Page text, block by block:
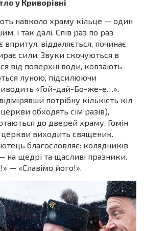
у Криворівні
навколо храму кільце — один
і так далі. Спів раз по раз
впритул, віддаляється, починає
сили. Звуки скочуються в
від поверхні води, ковзають
луною, підсилюючи
«Гой-дай-Бо-же-е…».
потрібну кількість кіл
обходять сім разів),
до дверей храму. Гомін
церкви виходить священик.
благословляє: колядників
на щедрі та щасливі празники.
— «Славімо його!».